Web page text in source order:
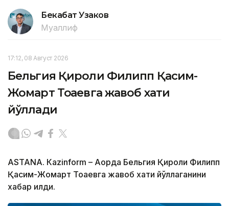
Бекабат Узаков
Муаллиф
17:12, 08 Август 2026
Бельгия Қироли Филипп Қасим-
Жомарт Тоқаевга жавоб хати
йўллади
ASTANА. Кazinform – Ақорда Бельгия Қироли Филипп
Қасим-Жомарт Тоқаевга жавоб хати йўллаганини
хабар қилди.